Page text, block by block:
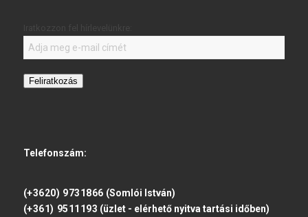
Feliratkozás
Telefonszám:
(+3620) 9731866 (Somlói István)
(+361) 9511193 (üzlet - elérhető nyitva tartási időben)